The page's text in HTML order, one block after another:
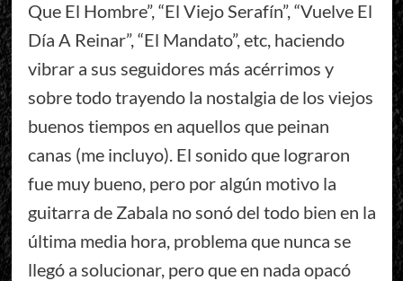
Que El Hombre”, “El Viejo Serafín”, “Vuelve El
Día A Reinar”, “El Mandato”, etc, haciendo
vibrar a sus seguidores más acérrimos y
sobre todo trayendo la nostalgia de los viejos
buenos tiempos en aquellos que peinan
canas (me incluyo). El sonido que lograron
fue muy bueno, pero por algún motivo la
guitarra de Zabala no sonó del todo bien en la
última media hora, problema que nunca se
llegó a solucionar, pero que en nada opacó